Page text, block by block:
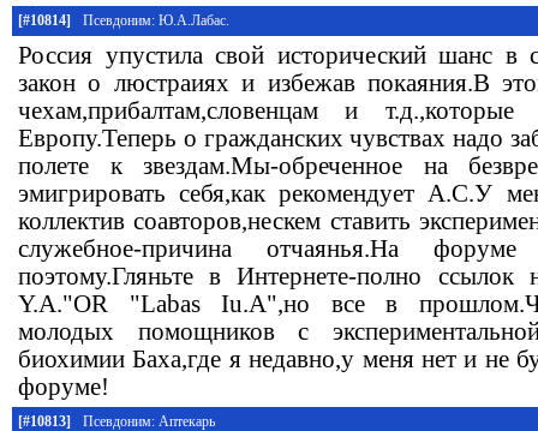
[#10814] Псевдоним: Ю.А.Лабас.
Россия упустила свой исторический шанс в
закон о люстраиях и избежав покаяния.В
чехам,прибалтам,словенцам и
Европу.Теперь о гражданских чувствах надо
полете к звездам.Мы-обреченное на
эмигрировать себя,как рекомендует А.С.У
коллектив соавторов,нескем ставить
служебное-причина отчаянья.На
поэтому.Гляньте в Интернете-полно
Y.A."OR "Labas Iu.A",но все в
молодых помощников с
биохимии Баха,где я недавно,у меня нет и не
форуме!
[#10813] Псевдоним: Аптекарь